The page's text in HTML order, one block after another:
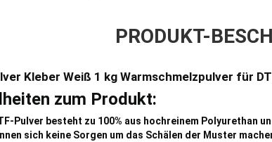
PRODUKT-
Kleber Weiß 1 kg Warmschmelzpulver für
zum Produkt:
Pulver besteht zu 100% aus hochreinem Polyurethan
sich keine Sorgen um das Schälen der Muster